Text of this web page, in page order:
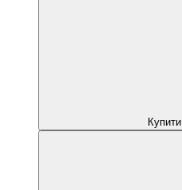
Купити